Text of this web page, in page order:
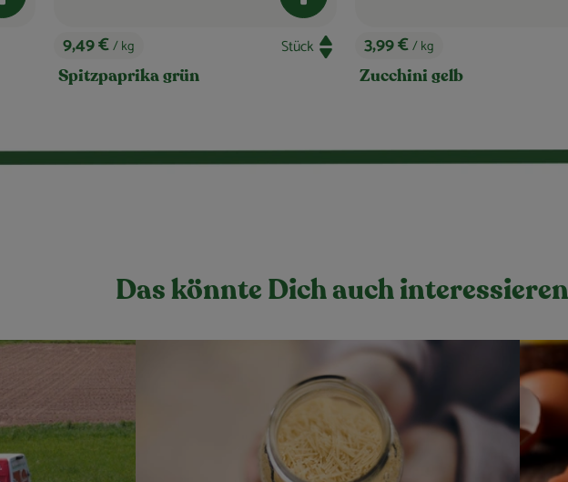
, Preis:
3,99 €/ kg
Zucchini gelb
, Preis:
4,99 €/ kg
Hokkaido Kürbis
Das könnte Dich auch